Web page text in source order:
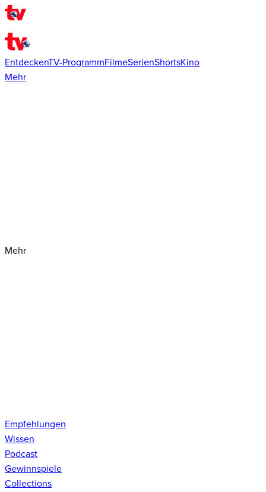
EntdeckenTV-ProgrammFilmeSerienShortsKino
Mehr
Mehr
Empfehlungen
Wissen
Podcast
Gewinnspiele
Collections